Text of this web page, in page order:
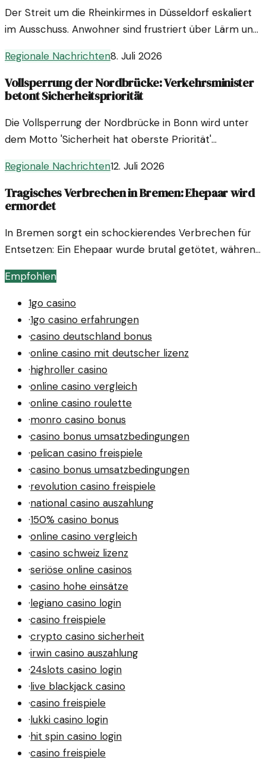
Der Streit um die Rheinkirmes in Düsseldorf eskaliert
im Ausschuss. Anwohner sind frustriert über Lärm und
Regionale Nachrichten8. Juli 2026
Vollsperrung der Nordbrücke: Verkehrsminister
betont Sicherheitspriorität
Die Vollsperrung der Nordbrücke in Bonn wird unter
dem Motto 'Sicherheit hat oberste Priorität'
und Hintergründe.
Regionale Nachrichten12. Juli 2026
Tragisches Verbrechen in Bremen: Ehepaar wird
ermordet
In Bremen sorgt ein schockierendes Verbrechen für
Entsetzen: Ein Ehepaar wurde brutal getötet, während
Täter läuft.
Empfohlen
1go casino
·1go casino erfahrungen
·casino deutschland bonus
·online casino mit deutscher lizenz
·highroller casino
·online casino vergleich
·online casino roulette
·monro casino bonus
·casino bonus umsatzbedingungen
·pelican casino freispiele
·casino bonus umsatzbedingungen
·revolution casino freispiele
·national casino auszahlung
·150% casino bonus
·online casino vergleich
·casino schweiz lizenz
·seriöse online casinos
·casino hohe einsätze
·legiano casino login
·casino freispiele
·crypto casino sicherheit
·irwin casino auszahlung
·24slots casino login
·live blackjack casino
·casino freispiele
·lukki casino login
·hit spin casino login
·casino freispiele